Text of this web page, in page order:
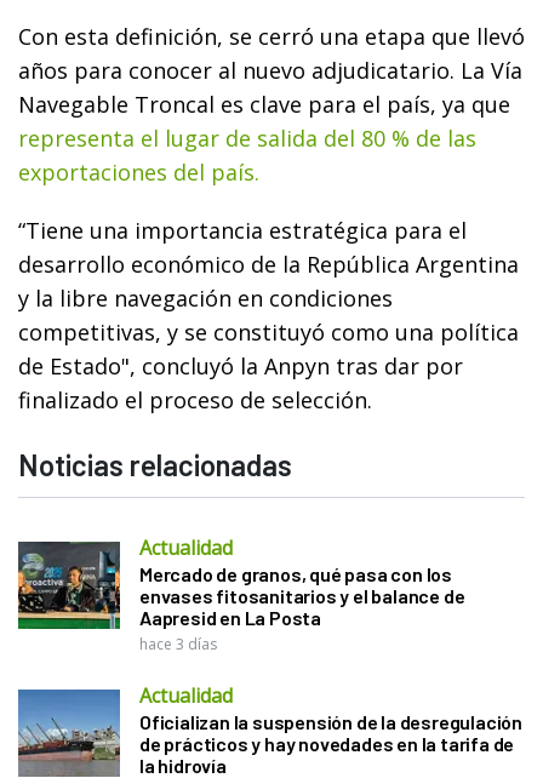
Con esta definición, se cerró una etapa que llevó
años para conocer al nuevo adjudicatario. La Vía
Navegable Troncal es clave para el país, ya que
representa el lugar de salida del 80 % de las
exportaciones del país.
“Tiene una importancia estratégica para el
desarrollo económico de la República Argentina
y la libre navegación en condiciones
competitivas, y se constituyó como una política
de Estado", concluyó la Anpyn tras dar por
finalizado el proceso de selección.
Noticias relacionadas
Actualidad
Mercado de granos, qué pasa con los
envases fitosanitarios y el balance de
Aapresid en La Posta
hace 3 días
Actualidad
Oficializan la suspensión de la desregulación
de prácticos y hay novedades en la tarifa de
la hidrovía